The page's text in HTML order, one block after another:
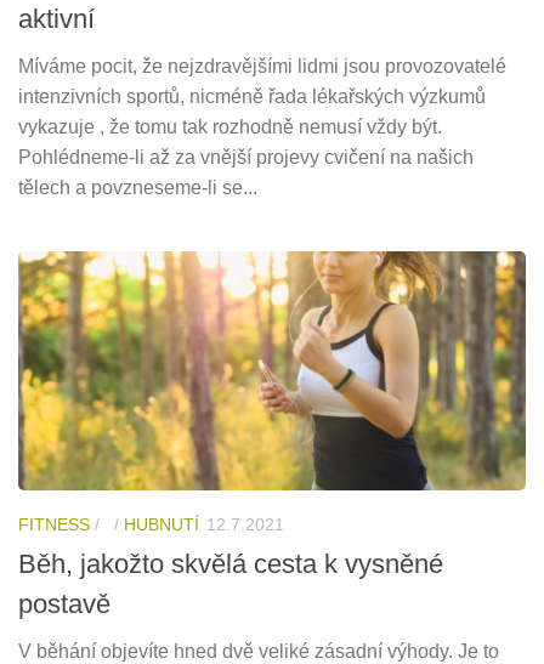
aktivní
Míváme pocit, že nejzdravějšími lidmi jsou provozovatelé
intenzivních sportů, nicméně řada lékařských výzkumů
vykazuje , že tomu tak rozhodně nemusí vždy být.
Pohlédneme-li až za vnější projevy cvičení na našich
tělech a povzneseme-li se...
FITNESS / / HUBNUTÍ 12.7.2021
Běh, jakožto skvělá cesta k vysněné
postavě
V běhání objevíte hned dvě veliké zásadní výhody. Je to